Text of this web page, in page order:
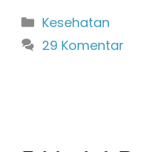
Kategori
Kesehatan
29 Komentar